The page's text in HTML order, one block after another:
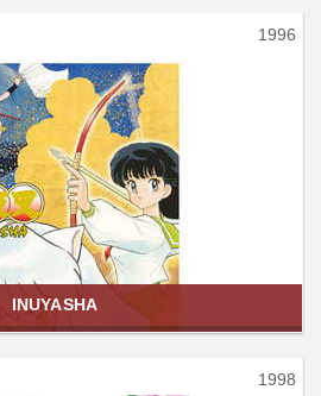
1996
INUYASHA
1998